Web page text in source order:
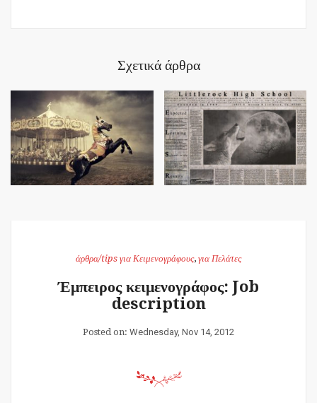
Σχετικά άρθρα
άρθρα/tips για Κειμενογράφους, για Πελάτες
Έμπειρος κειμενογράφος: Job
description
Posted on: Wednesday, Nov 14, 2012